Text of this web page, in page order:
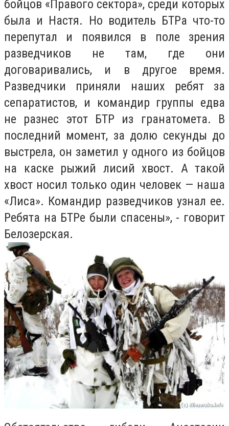
бойцов «Правого сектора», среди которых
была и Настя. Но водитель БТРа что-то
перепутал и появился в поле зрения
разведчиков не там, где они
договаривались, и в другое время.
Разведчики приняли наших ребят за
сепаратистов, и командир группы едва
не разнес этот БТР из гранатомета. В
последний момент, за долю секунды до
выстрела, он заметил у одного из бойцов
на каске рыжий лисий хвост. А такой
хвост носил только один человек — наша
«Лиса». Командир разведчиков узнал ее.
Ребята на БТРе были спасены», - говорит
Белозерская.